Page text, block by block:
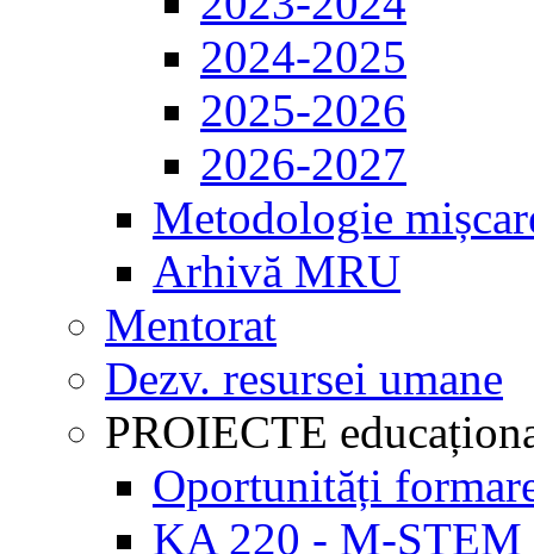
2024-2025
2025-2026
2026-2027
Metodologie
Arhivă MRU
Mentorat
Dezv. resursei umane
PROIECTE
Oportunități
KA 220 - M-STEM